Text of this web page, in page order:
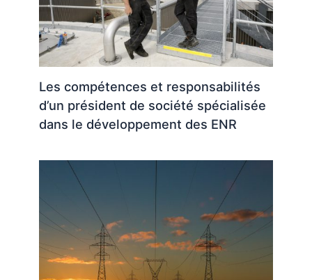
Les compétences et responsabilités
d’un président de société spécialisée
dans le développement des ENR